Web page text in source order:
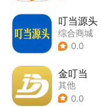
叮当源头
综合商城
0.0
金叮当
其他
0.0